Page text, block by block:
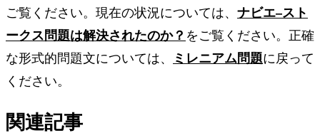
ご覧ください。現在の状況については、 ナビエ–スト
ークス問題は解決されたのか？ をご覧ください。正確
な形式的問題文については、
ミレニアム問題に戻って
ください。
関連記事